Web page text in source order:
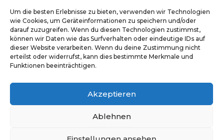
Um die besten Erlebnisse zu bieten, verwenden wir Technologien
wie Cookies, um Geräteinformationen zu speichern und/oder
darauf zuzugreifen. Wenn du diesen Technologien zustimmst,
können wir Daten wie das Surfverhalten oder eindeutige IDs auf
dieser Website verarbeiten. Wenn du deine Zustimmung nicht
erteilst oder widerrufst, kann dies bestimmte Merkmale und
Funktionen beeinträchtigen.
Akzeptieren
Ablehnen
c/o Schuler Treuhand GmbH
Wyerweg 5, 6418 Rothenthurm
info@parkingswiss.ch
Impressum
Mitgliederbereich